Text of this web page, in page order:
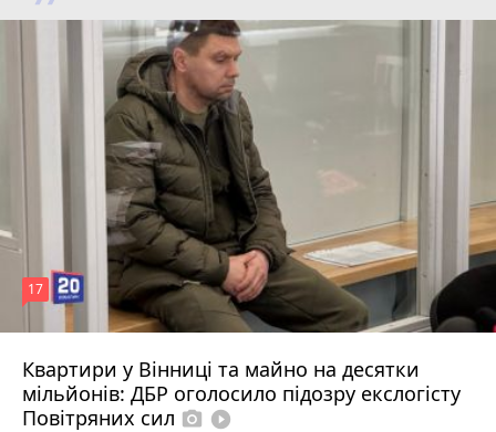
Квартири у Вінниці та майно на десятки
мільйонів: ДБР оголосило підозру екслогісту
Повітряних сил photo_camera play_circle_filled
17
Вчора о 10:37